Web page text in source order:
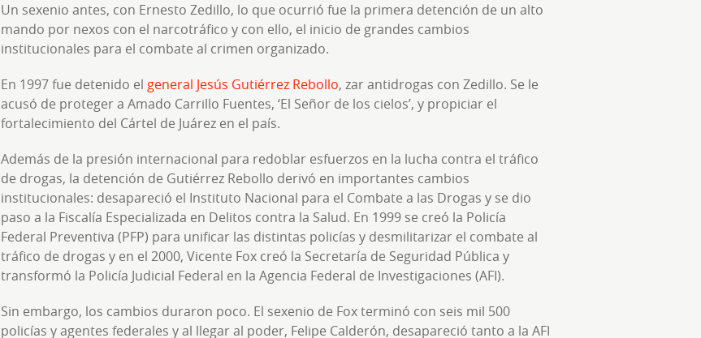
Un sexenio antes, con Ernesto Zedillo, lo que ocurrió fue la primera detención de un alto
mando por nexos con el narcotráfico y con ello, el inicio de grandes cambios
institucionales para el combate al crimen organizado.
En 1997 fue detenido el general Jesús Gutiérrez Rebollo, zar antidrogas con Zedillo. Se le
acusó de proteger a Amado Carrillo Fuentes, ‘El Señor de los cielos’, y propiciar el
fortalecimiento del Cártel de Juárez en el país.
Además de la presión internacional para redoblar esfuerzos en la lucha contra el tráfico
de drogas, la detención de Gutiérrez Rebollo derivó en importantes cambios
institucionales: desapareció el Instituto Nacional para el Combate a las Drogas y se dio
paso a la Fiscalía Especializada en Delitos contra la Salud. En 1999 se creó la Policía
Federal Preventiva (PFP) para unificar las distintas policías y desmilitarizar el combate al
tráfico de drogas y en el 2000, Vicente Fox creó la Secretaría de Seguridad Pública y
transformó la Policía Judicial Federal en la Agencia Federal de Investigaciones (AFI).
Sin embargo, los cambios duraron poco. El sexenio de Fox terminó con seis mil 500
policías y agentes federales y al llegar al poder, Felipe Calderón, desapareció tanto a la AFI